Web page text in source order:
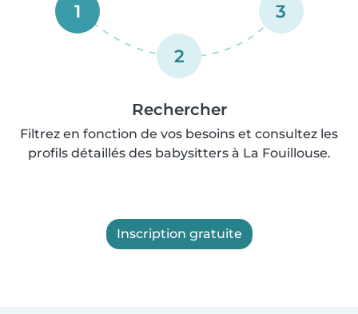
1
2
3
Rechercher
Filtrez en fonction de vos besoins et consultez les
profils détaillés des babysitters à La Fouillouse.
Inscription gratuite